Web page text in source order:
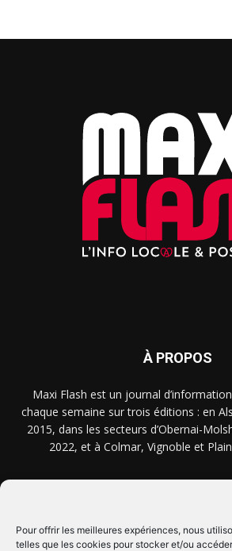
Pour offrir les meilleures expériences, nous
telles que les cookies pour stocker et/ou
À PROPOS
Maxi Flash est un journal
chaque semaine sur trois éditions : en
2015, dans les secteurs d’Obernai-
2022, et à Colmar, Vignoble et